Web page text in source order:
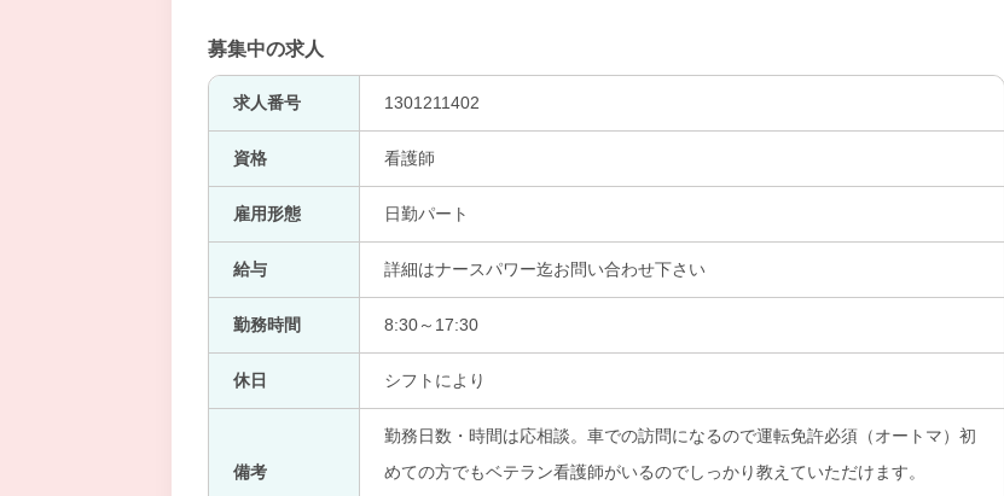
募集中の求人
求人番号 1301211402
資格 看護師
雇用形態 日勤パート
給与 詳細はナースパワー迄お問い合わせ下さい
勤務時間 8:30～17:30
休日 シフトにより
備考
勤務日数・時間は応相談。車での訪問になるので運転免許必須（オートマ）初
めての方でもベテラン看護師がいるのでしっかり教えていただけます。